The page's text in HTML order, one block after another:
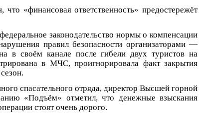
«финансовая ответственность» предостережёт
законодательство нормы о компенсации
правил безопасности организаторами —
в своём канале после гибели двух туристов на
в МЧС, проигнорировала факт закрытия
спасательного отряда, директор Высшей горной
«Подъём» отметил, что денежные взыскания
стоят очень дорого.